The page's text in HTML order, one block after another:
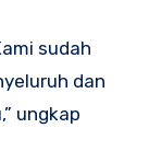
sudah
dan
ungkap